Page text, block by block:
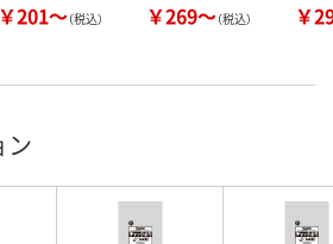
￥201～（税込） ￥269～（税込） ￥
ン